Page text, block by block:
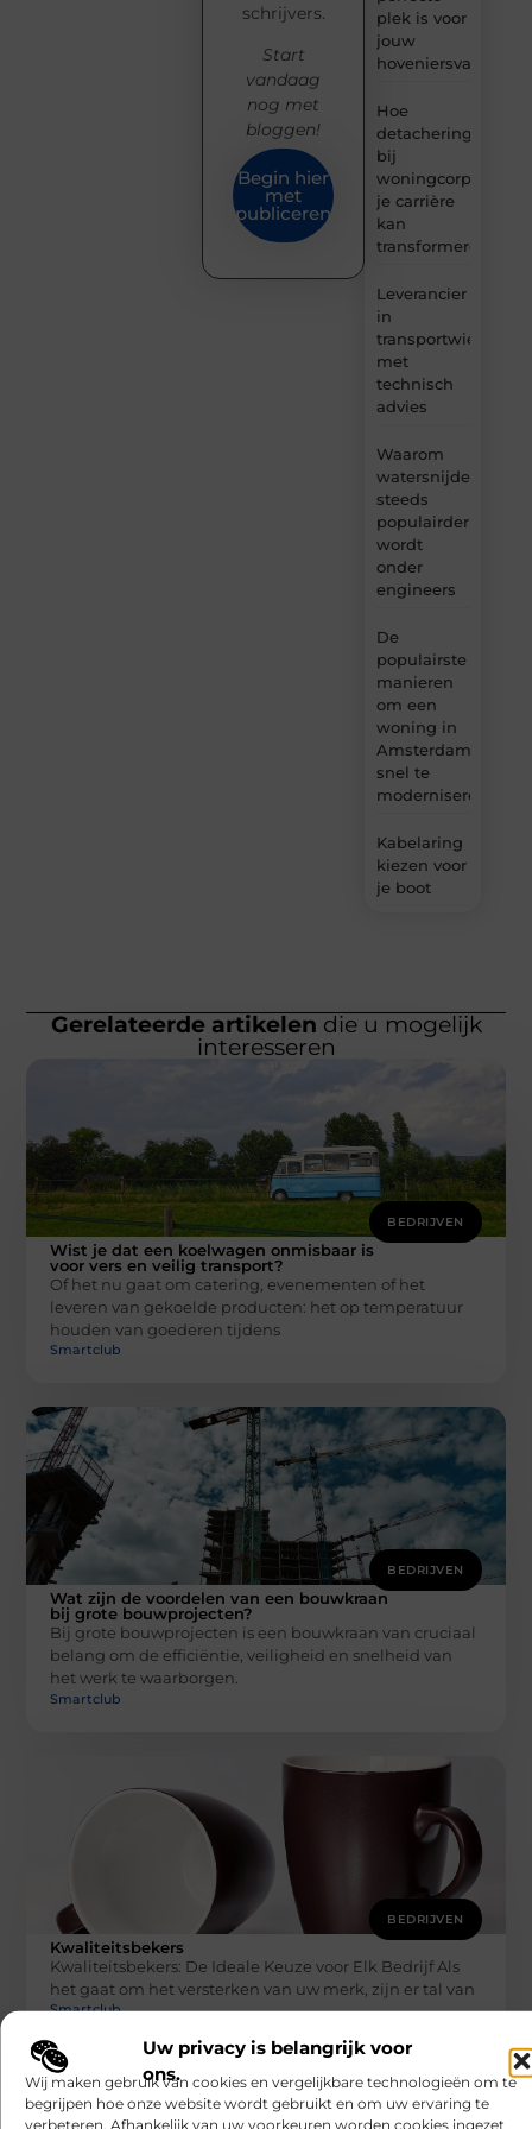
Uw privacy is belangrijk voor
ons.
Wij maken gebruik van cookies en vergelijkbare technologieën om te
begrijpen hoe onze website wordt gebruikt en om uw ervaring te
verbeteren. Afhankelijk van uw voorkeuren worden cookies ingezet
plek is voor
jouw
Hoe
detachering
bij
woningcorporaties
je carrière
kan
transformeren
Leverancier
in
transportwielen
met
technisch
advies
Waarom
watersnijden
steeds
populairder
wordt
onder
engineers
De
populairste
manieren
om een
woning in
Amsterdam
snel te
moderniseren
Kabelaring
kiezen voor
je boot
schrijvers.
Start
vandaag
nog met
bloggen!
Begin hier
met
publiceren
Gerelateerde artikelen die u mogelijk
interesseren
BEDRIJVEN
Wist je dat een koelwagen onmisbaar is
voor vers en veilig transport?
Of het nu gaat om catering, evenementen of het
leveren van gekoelde producten: het op temperatuur
houden van goederen tijdens
Smartclub
BEDRIJVEN
Wat zijn de voordelen van een bouwkraan
bij grote bouwprojecten?
Bij grote bouwprojecten is een bouwkraan van cruciaal
belang om de efficiëntie, veiligheid en snelheid van
het werk te waarborgen.
Smartclub
BEDRIJVEN
Kwaliteitsbekers
Kwaliteitsbekers: De Ideale Keuze voor Elk Bedrijf Als
het gaat om het versterken van uw merk, zijn er tal van
Smartclub